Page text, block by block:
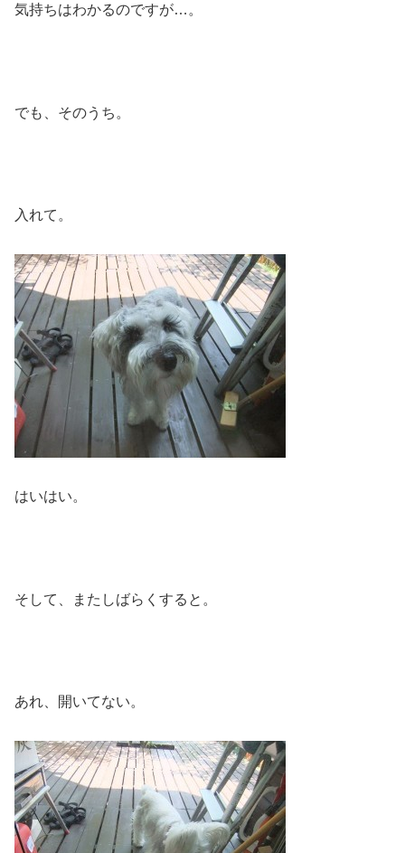
気持ちはわかるのですが…。
でも、そのうち。
入れて。
はいはい。
そして、またしばらくすると。
あれ、開いてない。